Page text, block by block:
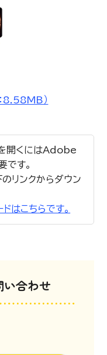
8.58MB）
開くにはAdobe
す。
リンクからダウン
はこちらです。
い合わせ